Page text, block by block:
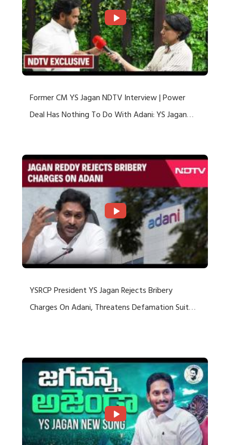
Former CM YS Jagan NDTV Interview | Power
Deal Has Nothing To Do With Adani: YS Jagan
YSRCP President YS Jagan Rejects Bribery
Charges On Adani, Threatens Defamation Suit